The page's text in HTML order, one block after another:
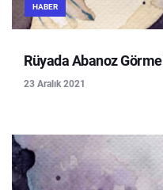
HABER
Rüyada Abanoz
23 Aralık 2021